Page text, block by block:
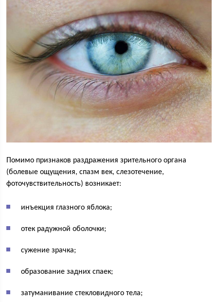
Помимо признаков раздражения зрительного органа
(болевые ощущения, спазм век, слезотечение,
фоточувствительность) возникает:
инъекция глазного яблока;
отек радужной оболочки;
сужение зрачка;
образование задних спаек;
затуманивание стекловидного тела;